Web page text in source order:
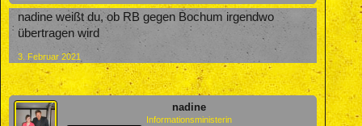
nadine weißt du, ob RB gegen Bochum irgendwo
übertragen wird
3. Februar 2021
nadine
Informationsministerin